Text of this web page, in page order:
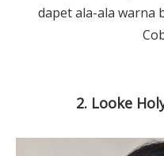
dapet ala-ala warna
2. Looke